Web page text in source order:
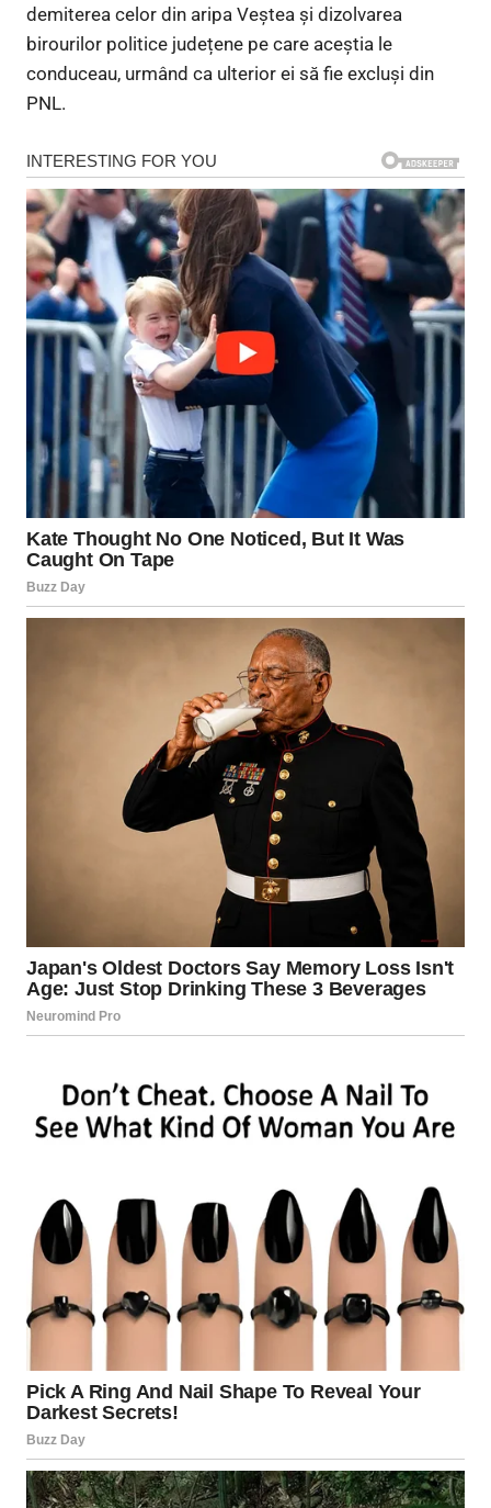
demiterea celor din aripa Veștea și dizolvarea
birourilor politice județene pe care aceștia le
conduceau, urmând ca ulterior ei să fie excluși din
PNL.